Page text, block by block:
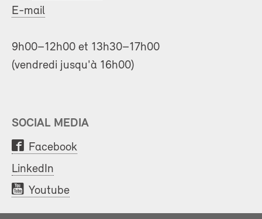
E-mail
9h00–12h00 et 13h30–17h00
(vendredi jusqu'à 16h00)
SOCIAL MEDIA
Facebook
LinkedIn
Youtube